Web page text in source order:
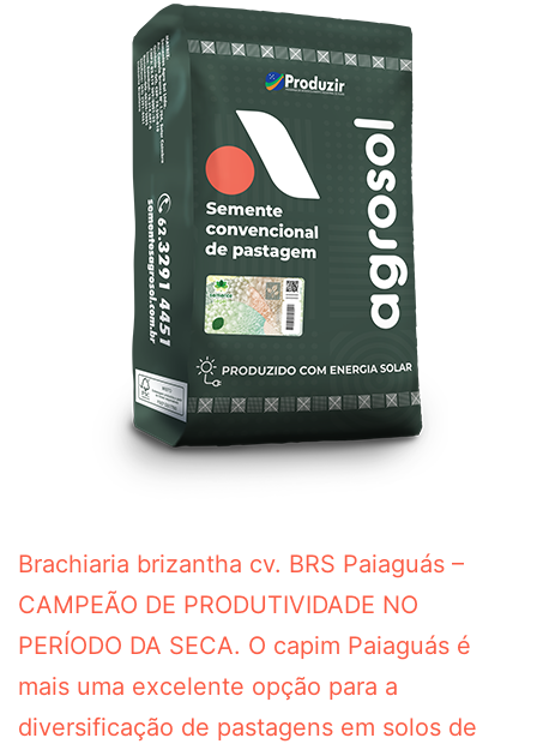
Brachiaria brizantha cv. BRS Paiaguás –
CAMPEÃO DE PRODUTIVIDADE NO
PERÍODO DA SECA. O capim Paiaguás é
mais uma excelente opção para a
diversificação de pastagens em solos de